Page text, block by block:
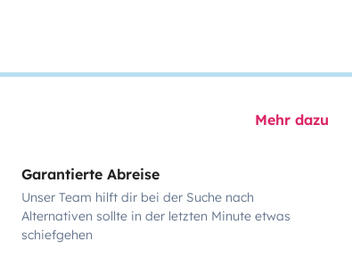
Mehr dazu
Garantierte Abreise
Unser Team hilft dir bei der Suche nach
Alternativen sollte in der letzten Minute etwas
schiefgehen